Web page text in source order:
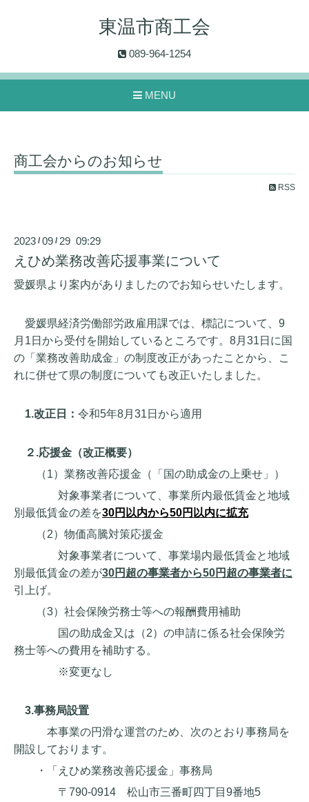
東温市商工会
089-964-1254
MENU
商工会からのお知らせ
RSS
2023 /09 / 29 09:29
えひめ業務改善応援事業について
愛媛県より案内がありましたのでお知らせいたします。
愛媛県経済労働部労政雇用課では、標記について、9
月1日から受付を開始しているところです。8月31日に国
の「業務改善助成金」の制度改正があったことから、こ
れに併せて県の制度についても改正いたしました。
1.改正日： 令和5年8月31日から適用
２.応援金（改正概要）
（1）業務改善応援金（「国の助成金の上乗せ」）
対象事業者について、事業所内最低賃金と地域
別最低賃金の差を30円以内から50円以内に拡充
（2）物価高騰対策応援金
対象事業者について、事業場内最低賃金と地域
別最低賃金の差が30円超の事業者から50円超の事業者に
引上げ。
（3）社会保険労務士等への報酬費用補助
国の助成金又は（2）の申請に係る社会保険労
務士等への費用を補助する。
※変更なし
3.事務局設置
本事業の円滑な運営のため、次のとおり事務局を
開設しております。
・「えひめ業務改善応援金」事務局
〒790-0914 松山市三番町四丁目9番地5